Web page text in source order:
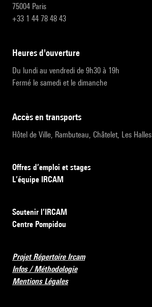
75004 Paris
+33 1 44 78 48 43
heures d'ouverture
Du lundi au vendredi de 9h30 à 19h
Fermé le samedi et le dimanche
accès en transports
Hôtel de Ville, Rambuteau, Châtelet, Les Halles
Offres d’emploi et stages
L’équipe IRCAM
Soutenir l’IRCAM
Centre Pompidou
Projet Répertoire Ircam
Infos / Méthodologie
Mentions Légales